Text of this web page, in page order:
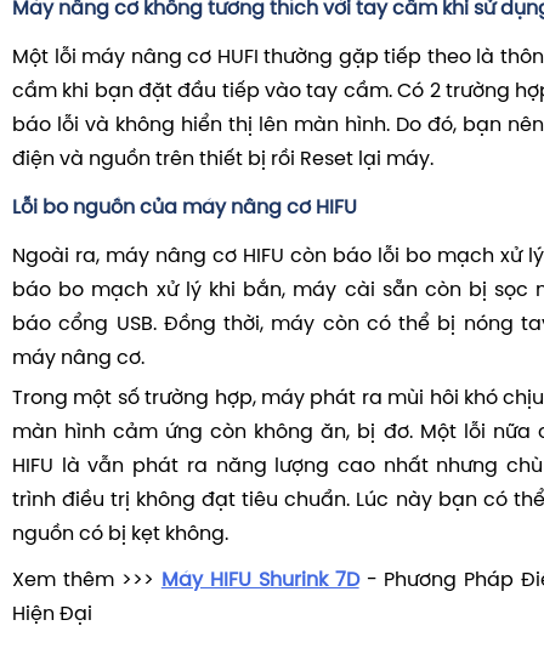
Máy nâng cơ không tương thích với tay cầm khi sử
Một lỗi máy nâng cơ HUFI thường gặp tiếp theo là
cầm khi bạn đặt đầu tiếp vào tay cầm. Có 2 trường
báo lỗi và không hiển thị lên màn hình. Do đó, bạn
điện và nguồn trên thiết bị rồi Reset lại máy.
Lỗi bo nguồn của máy nâng cơ HIFU
Ngoài ra, máy nâng cơ HIFU còn báo lỗi bo mạch xử
báo bo mạch xử lý khi bắn, máy cài sẵn còn bị sọc
báo cổng USB. Đồng thời, máy còn có thể bị nóng
máy nâng cơ.
Trong một số trường hợp, máy phát ra mùi hôi khó
màn hình cảm ứng còn không ăn, bị đơ. Một lỗi nữa
HIFU là vẫn phát ra năng lượng cao nhất nhưng
trình điều trị không đạt tiêu chuẩn. Lúc này bạn có
nguồn có bị kẹt không.
Xem thêm >>> Máy HIFU Shurink 7D- Phương Pháp
Hiện Đại